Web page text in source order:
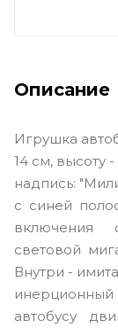
Описание
Игрушка
14 см, высоту
надпись:
с синей
включения
световой
Внутри -
автобусу